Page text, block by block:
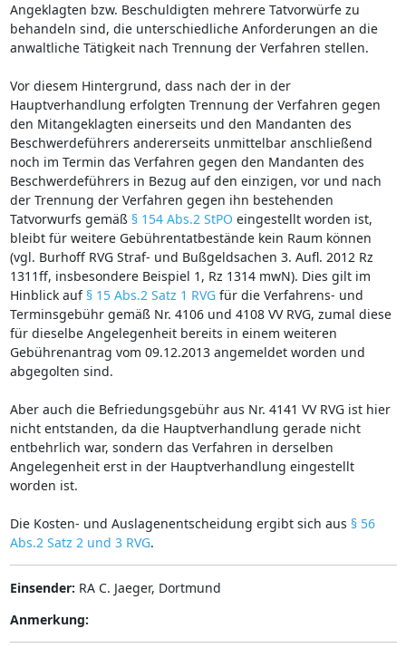
Angeklagten bzw. Beschuldigten mehrere Tatvorwürfe zu
behandeln sind, die unterschiedliche Anforderungen an die
anwaltliche Tätigkeit nach Trennung der Verfahren stellen.
Vor diesem Hintergrund, dass nach der in der
Hauptverhandlung erfolgten Trennung der Verfahren gegen
den Mitangeklagten einerseits und den Mandanten des
Beschwerdeführers andererseits unmittelbar anschließend
noch im Termin das Verfahren gegen den Mandanten des
Beschwerdeführers in Bezug auf den einzigen, vor und nach
der Trennung der Verfahren gegen ihn bestehenden
Tatvorwurfs gemäß § 154 Abs.2 StPO eingestellt worden ist,
bleibt für weitere Gebührentatbestände kein Raum können
(vgl. Burhoff RVG Straf- und Bußgeldsachen 3. Aufl. 2012 Rz
1311ff, insbesondere Beispiel 1, Rz 1314 mwN). Dies gilt im
Hinblick auf § 15 Abs.2 Satz 1 RVGfür die Verfahrens- und
Terminsgebühr gemäß Nr. 4106 und 4108 VV RVG, zumal diese
für dieselbe Angelegenheit bereits in einem weiteren
Gebührenantrag vom 09.12.2013 angemeldet worden und
abgegolten sind.
Aber auch die Befriedungsgebühr aus Nr. 4141 VV RVG ist hier
nicht entstanden, da die Hauptverhandlung gerade nicht
entbehrlich war, sondern das Verfahren in derselben
Angelegenheit erst in der Hauptverhandlung eingestellt
worden ist.
Die Kosten- und Auslagenentscheidung ergibt sich aus § 56
Abs.2 Satz 2 und 3 RVG.
Einsender: RA C. Jaeger, Dortmund
Anmerkung: